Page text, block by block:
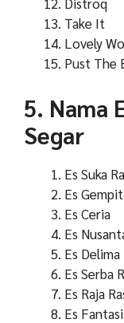
Take It
Lovely
Pust The
5. Nama
Segar
Es Suka
Es
Es Ceria
Es
Es
Es Serba
Es Raja
Es Fantasi